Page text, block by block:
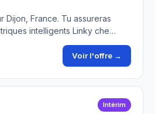
Dijon, France. Tu assureras
intelligents Linky che…
Voir l'offre →
Intérim